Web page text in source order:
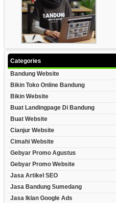
Categories
Bandung Website
Bikin Toko Online Bandung
Bikin Website
Buat Landingpage Di Bandung
Buat Website
Cianjur Website
Cimahi Website
Gebyar Promo Agustus
Gebyar Promo Website
Jasa Artikel SEO
Jasa Bandung Sumedang
Jasa Iklan Google Ads